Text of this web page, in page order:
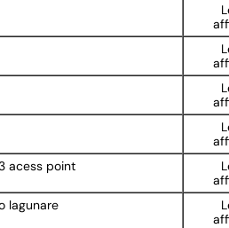
acess point
lagunare